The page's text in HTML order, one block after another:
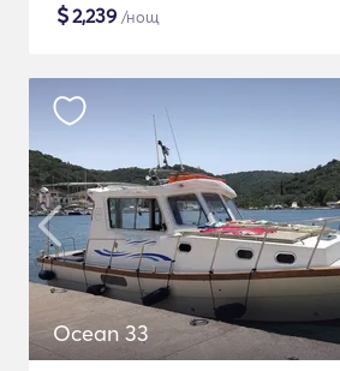
$2,239 /нощ
Ocean 33